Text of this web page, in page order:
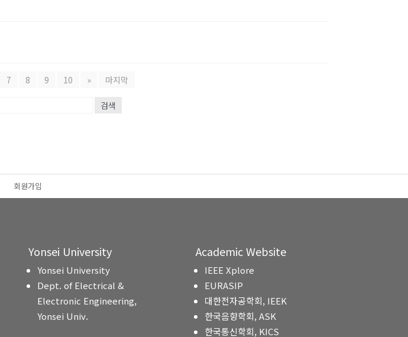
7 8 9 10 » 마지막
검색
회원가입
Yonsei University
Yonsei University
Dept. of Electrical &
Electronic Engineering,
Yonsei Univ.
Academic Website
IEEE Xplore
EURASIP
대한전자공학회, IEEK
한국음향학회, ASK
한국통신학회, KICS